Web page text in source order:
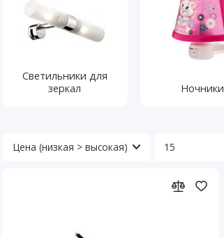
Светильники для
зеркал
Ночники